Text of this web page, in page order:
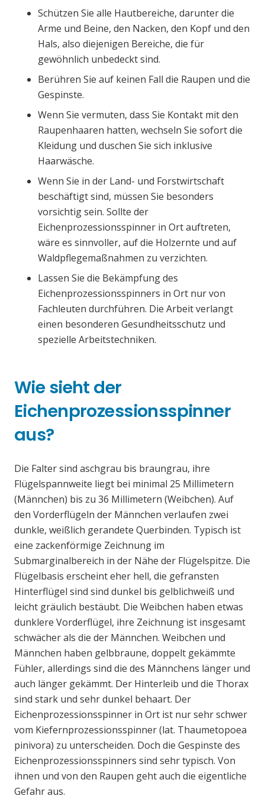
Schützen Sie alle Hautbereiche, darunter die
Arme und Beine, den Nacken, den Kopf und den
Hals, also diejenigen Bereiche, die für
gewöhnlich unbedeckt sind.
Berühren Sie auf keinen Fall die Raupen und die
Gespinste.
Wenn Sie vermuten, dass Sie Kontakt mit den
Raupenhaaren hatten, wechseln Sie sofort die
Kleidung und duschen Sie sich inklusive
Haarwäsche.
Wenn Sie in der Land- und Forstwirtschaft
beschäftigt sind, müssen Sie besonders
vorsichtig sein. Sollte der
Eichenprozessionsspinner in Ort auftreten,
wäre es sinnvoller, auf die Holzernte und auf
Waldpflegemaßnahmen zu verzichten.
Lassen Sie die Bekämpfung des
Eichenprozessionsspinners in Ort nur von
Fachleuten durchführen. Die Arbeit verlangt
einen besonderen Gesundheitsschutz und
spezielle Arbeitstechniken.
Wie sieht der
Eichenprozessionsspinner
aus?
Die Falter sind aschgrau bis braungrau, ihre
Flügelspannweite liegt bei minimal 25 Millimetern
(Männchen) bis zu 36 Millimetern (Weibchen). Auf
den Vorderflügeln der Männchen verlaufen zwei
dunkle, weißlich gerandete Querbinden. Typisch ist
eine zackenförmige Zeichnung im
Submarginalbereich in der Nähe der Flügelspitze. Die
Flügelbasis erscheint eher hell, die gefransten
Hinterflügel sind sind dunkel bis gelblichweiß und
leicht gräulich bestäubt. Die Weibchen haben etwas
dunklere Vorderflügel, ihre Zeichnung ist insgesamt
schwächer als die der Männchen. Weibchen und
Männchen haben gelbbraune, doppelt gekämmte
Fühler, allerdings sind die des Männchens länger und
auch länger gekämmt. Der Hinterleib und die Thorax
sind stark und sehr dunkel behaart. Der
Eichenprozessionsspinner in Ort ist nur sehr schwer
vom Kiefernprozessionsspinner (lat. Thaumetopoea
pinivora) zu unterscheiden. Doch die Gespinste des
Eichenprozessionsspinners sind sehr typisch. Von
ihnen und von den Raupen geht auch die eigentliche
Gefahr aus.